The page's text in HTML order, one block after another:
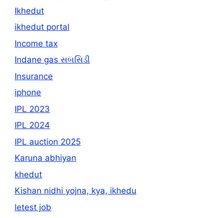
Ikhedut
ikhedut portal
Income tax
Indane gas સબસિડી
Insurance
iphone
IPL 2023
IPL 2024
IPL auction 2025
Karuna abhiyan
khedut
Kishan nidhi yojna, kya, ikhedu
letest job